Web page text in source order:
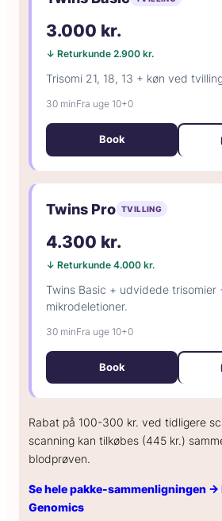
3.000 kr.
↓ Returkunde 2.900 kr.
Trisomi 21, 18, 13 + køn ved
30 minFra uge 10+0
Book
Twins Pro TVILLING
4.300 kr.
↓ Returkunde 4.000 kr.
Twins Basic + udvidede trisomier
mikrodeletioner.
30 minFra uge 10+0
Book
Rabat på 100-300 kr. ved tidligere
scanning kan tilkøbes (445 kr.)
blodprøven.
Se hele pakke-sammenligningen →
Genomics